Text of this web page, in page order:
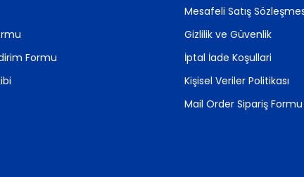
Formu
Mesafeli Satış
Gizlilik ve Güvenlik
İptal İade Koşullari
Kişisel Veriler Politikası
Mail Order Sipariş Formu